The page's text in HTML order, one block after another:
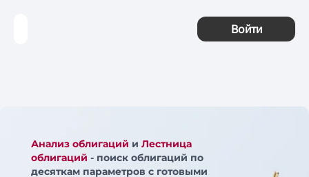
Войти
Анализ облигаций и Лестница
облигаций - поиск облигаций по
десяткам параметров с готовыми